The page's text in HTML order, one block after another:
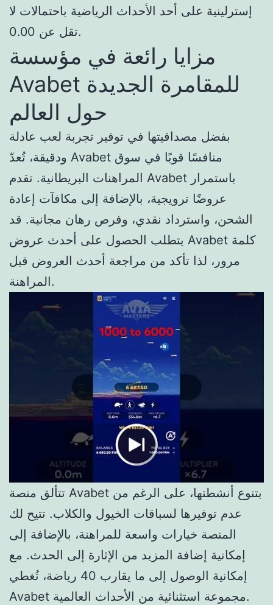
إسترلينية على أحد الأحداث الرياضية باحتمالات لا
تقل عن 0.00.
مزايا رائعة في مؤسسة
Avabet للمقامرة الجديدة
حول العالم
بفضل مصداقيتها في توفير تجربة لعب عادلة
ودقيقة، تُعدّ Avabet منافسًا قويًا في سوق
المراهنات البريطانية. تقدم Avabet باستمرار
عروضًا ترويجية، بالإضافة إلى مكافآت إعادة
الشحن، واسترداد نقدي، وفرص رهان مجانية. قد
يتطلب الحصول على أحدث عروض Avabet كلمة
مرور، لذا تأكد من مراجعة أحدث العروض قبل
المراهنة.
تتألق منصة Avabet بتنوع أنشطتها، على الرغم من
عدم توفيرها لسباقات الخيول والكلاب. تتيح لك
المنصة خيارات واسعة للمراهنة، بالإضافة إلى
إمكانية إضافة المزيد من الإثارة إلى الحدث. مع
إمكانية الوصول إلى ما يقارب 40 رياضة، تُغطي
Avabet مجموعة استثنائية من الأحداث العالمية.